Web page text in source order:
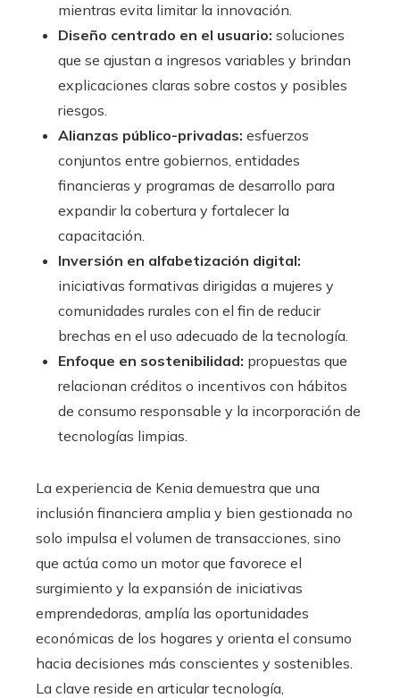
mientras evita limitar la innovación.
Diseño centrado en el usuario: soluciones
que se ajustan a ingresos variables y brindan
explicaciones claras sobre costos y posibles
riesgos.
Alianzas público-privadas: esfuerzos
conjuntos entre gobiernos, entidades
financieras y programas de desarrollo para
expandir la cobertura y fortalecer la
capacitación.
Inversión en alfabetización digital:
iniciativas formativas dirigidas a mujeres y
comunidades rurales con el fin de reducir
brechas en el uso adecuado de la tecnología.
Enfoque en sostenibilidad: propuestas que
relacionan créditos o incentivos con hábitos
de consumo responsable y la incorporación de
tecnologías limpias.
La experiencia de Kenia demuestra que una
inclusión financiera amplia y bien gestionada no
solo impulsa el volumen de transacciones, sino
que actúa como un motor que favorece el
surgimiento y la expansión de iniciativas
emprendedoras, amplía las oportunidades
económicas de los hogares y orienta el consumo
hacia decisiones más conscientes y sostenibles.
La clave reside en articular tecnología,